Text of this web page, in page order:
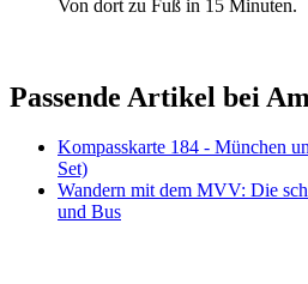
Von dort zu Fuß in 15 Minuten.
Passende Artikel bei
Kompasskarte 184 - München
Set)
Wandern mit dem MVV: Die
und Bus